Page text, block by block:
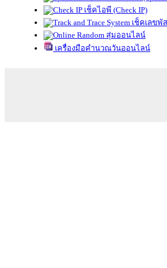
เช็คไอพี (Check IP)
เช็คเลขพั
สุ่มออนไลน์
เครื่องมือคำนวณวันออนไลน์